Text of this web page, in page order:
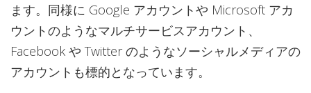
ます。同様に Google アカウントや Microsoft アカ
ウントのようなマルチサービスアカウント、
Facebook や Twitter のようなソーシャルメディアの
アカウントも標的となっています。